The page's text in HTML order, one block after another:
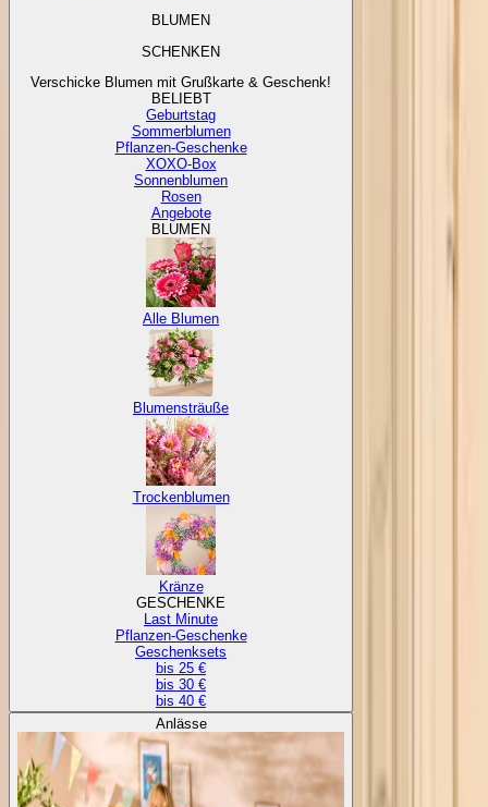
BLUMEN
SCHENKEN
Verschicke Blumen mit Grußkarte & Geschenk!
BELIEBT
Geburtstag
Sommerblumen
Pflanzen-Geschenke
XOXO-Box
Sonnenblumen
Rosen
Angebote
BLUMEN
Alle Blumen
Blumensträuße
Trockenblumen
Kränze
GESCHENKE
Last Minute
Pflanzen-Geschenke
Geschenksets
bis 25 €
bis 30 €
bis 40 €
Anlässe